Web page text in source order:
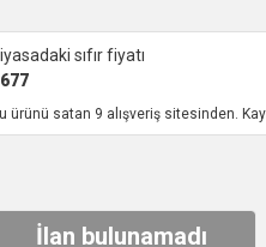
sıfır fiyatı
677
ürünü satan 9 alışveriş sitesinden.
İlan bulunamadı